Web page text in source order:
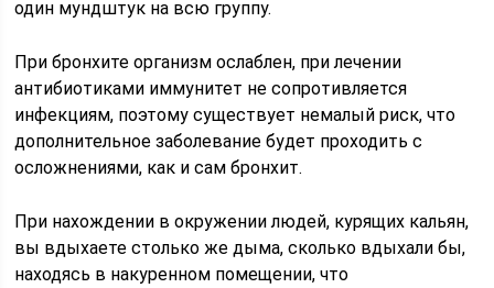
один мундштук на всю группу.
При бронхите организм ослаблен, при лечении
антибиотиками иммунитет не сопротивляется
инфекциям, поэтому существует немалый риск, что
дополнительное заболевание будет проходить с
осложнениями, как и сам бронхит.
При нахождении в окружении людей, курящих кальян,
вы вдыхаете столько же дыма, сколько вдыхали бы,
находясь в накуренном помещении, что